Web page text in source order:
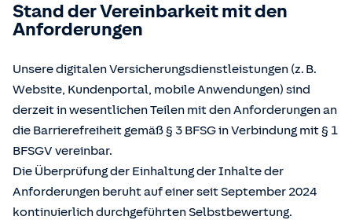
Stand der Vereinbarkeit mit den
Anforderungen
Unsere digitalen Versicherungsdienstleistungen (z. B.
Website, Kundenportal, mobile Anwendungen) sind
derzeit in wesentlichen Teilen mit den Anforderungen an
die Barrierefreiheit gemäß § 3 BFSG in Verbindung mit § 1
BFSGV vereinbar.
Die Überprüfung der Einhaltung der Inhalte der
Anforderungen beruht auf einer seit September 2024
kontinuierlich durchgeführten Selbstbewertung.